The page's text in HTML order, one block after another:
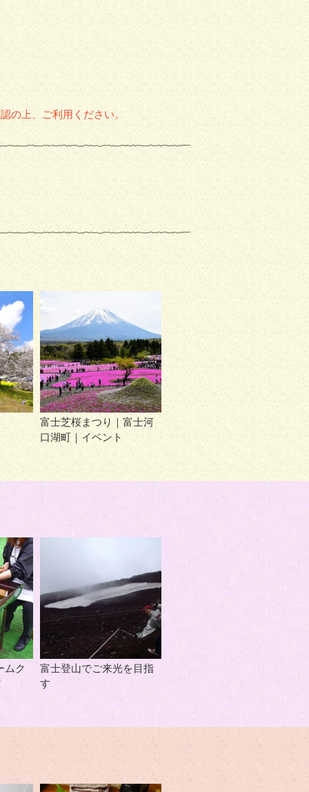
の上、ご利用ください。
富士芝桜まつり｜富士河
口湖町｜イベント
ムク
富士登山でご来光を目指
す